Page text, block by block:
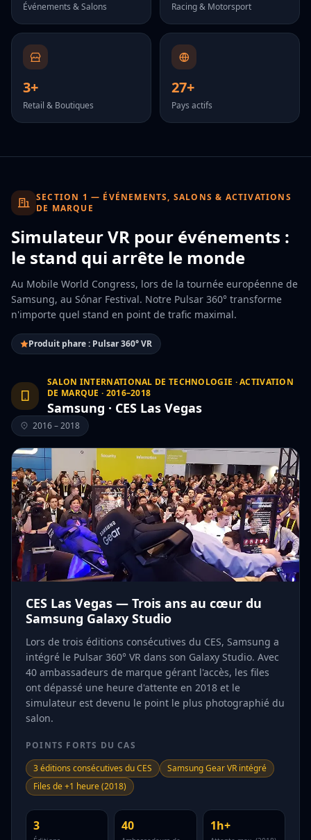
Événements & Salons Racing & Motorsport
3+
Retail & Boutiques
27+
Pays actifs
SECTION 1 — ÉVÉNEMENTS, SALONS & ACTIVATIONS
DE MARQUE
Simulateur VR pour événements :
le stand qui arrête le monde
Au Mobile World Congress, lors de la tournée européenne de
Samsung, au Sónar Festival. Notre Pulsar 360° transforme
n'importe quel stand en point de trafic maximal.
Produit phare : Pulsar 360° VR
SALON INTERNATIONAL DE TECHNOLOGIE · ACTIVATION
DE MARQUE · 2016–2018
Samsung · CES Las Vegas
2016 – 2018
CES Las Vegas — Trois ans au cœur du
Samsung Galaxy Studio
Lors de trois éditions consécutives du CES, Samsung a
intégré le Pulsar 360° VR dans son Galaxy Studio. Avec
40 ambassadeurs de marque gérant l'accès, les files
ont dépassé une heure d'attente en 2018 et le
simulateur est devenu le point le plus photographié du
salon.
POINTS FORTS DU CAS
3 éditions consécutives du CES
Samsung Gear VR intégré
Files de +1 heure (2018)
3 40 1h+